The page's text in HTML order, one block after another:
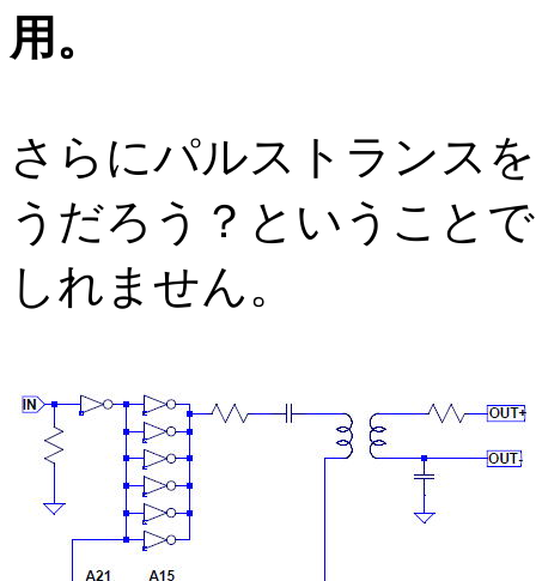
用。
さらにパルストランス
うだろう？ということ
しれません。